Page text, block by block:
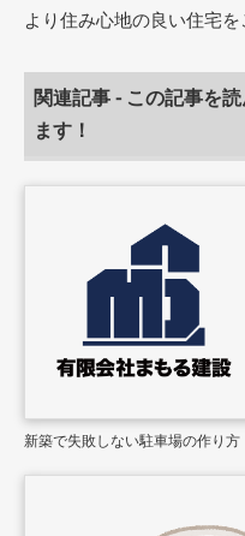
より住み心地の良い住宅を
関連記事 - この記事を
ます！
新築で失敗しない駐車場の作り方